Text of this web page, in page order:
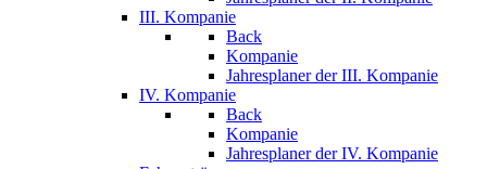
III. Kompanie
Back
Kompanie
Jahresplaner der III. Kompanie
IV. Kompanie
Back
Kompanie
Jahresplaner der IV. Kompanie